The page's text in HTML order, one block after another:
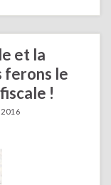
et la
ferons le
!